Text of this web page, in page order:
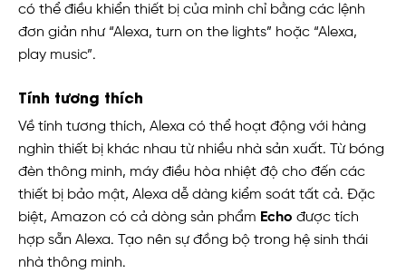
có thể điều khiển thiết bị của mình chỉ bằng các lệnh
đơn giản như “Alexa, turn on the lights” hoặc “Alexa,
play music”.
Tính tương thích
Về tính tương thích, Alexa có thể hoạt động với hàng
nghìn thiết bị khác nhau từ nhiều nhà sản xuất. Từ bóng
đèn thông minh, máy điều hòa nhiệt độ cho đến các
thiết bị bảo mật, Alexa dễ dàng kiểm soát tất cả. Đặc
biệt, Amazon có cả dòng sản phẩm Echo được tích
hợp sẵn Alexa. Tạo nên sự đồng bộ trong hệ sinh thái
nhà thông minh.